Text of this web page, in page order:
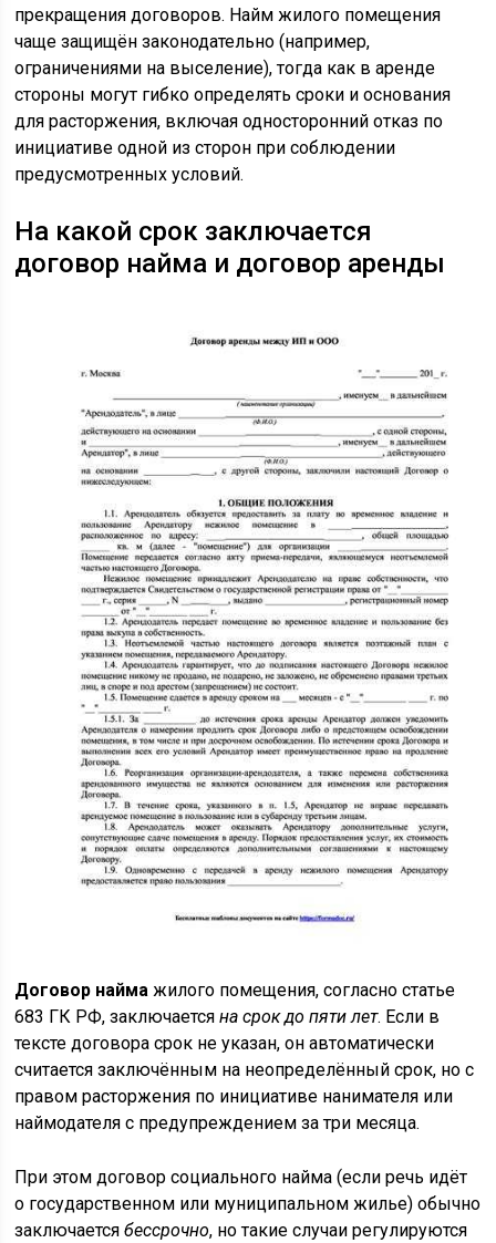
прекращения договоров. Найм жилого помещения
чаще защищён законодательно (например,
ограничениями на выселение), тогда как в аренде
стороны могут гибко определять сроки и основания
для расторжения, включая односторонний отказ по
инициативе одной из сторон при соблюдении
предусмотренных условий.
На какой срок заключается
договор найма и договор аренды
Договор найма жилого помещения, согласно статье
683 ГК РФ, заключаетсяна срок до пяти лет. Если в
тексте договора срок не указан, он автоматически
считается заключённым на неопределённый срок, но с
правом расторжения по инициативе нанимателя или
наймодателя с предупреждением за три месяца.
При этом договор социального найма (если речь идёт
о государственном или муниципальном жилье) обычно
заключаетсябессрочно, но такие случаи регулируются